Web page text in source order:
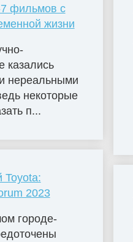
фильмов с
жизни
казались
нереальными
некоторые
п...
Toyota:
2023
городе-